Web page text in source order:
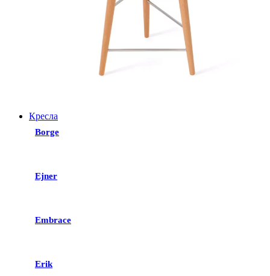
Кресла
Borge
Ejner
Embrace
Erik